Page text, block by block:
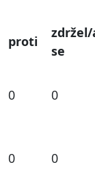
proti
zdržel/
se
0 0
0 0